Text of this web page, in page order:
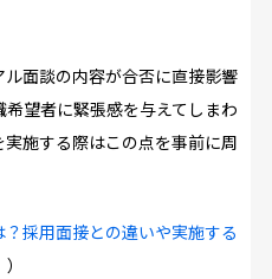
面談の内容が合否に直接影響
望者に緊張感を与えてしまわ
施する際はこの点を事前に周
採用面接との違いや実施する